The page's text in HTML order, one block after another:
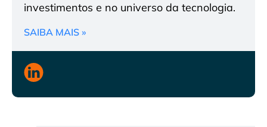
investimentos e no universo da tecnologia.
SAIBA MAIS »